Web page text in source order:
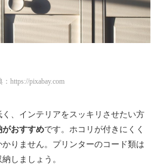
https://pixabay.com
、インテリアをスッキリさせたい方
がおすすめです。ホコリが付きにくく
りません。プリンターのコード類は
しましょう。